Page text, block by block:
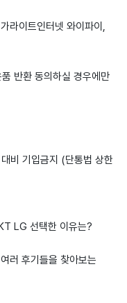
라이트인터넷 와이파이,
반환 동의하실 경우에만
비 기입금지 (단통법 상한
LG 선택한 이유는?
러 후기들을 찾아보는